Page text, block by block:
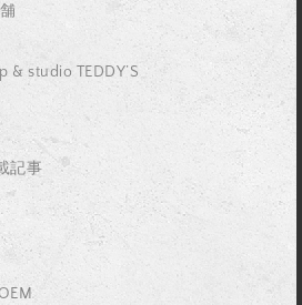
& studio TEDDY’S
記事